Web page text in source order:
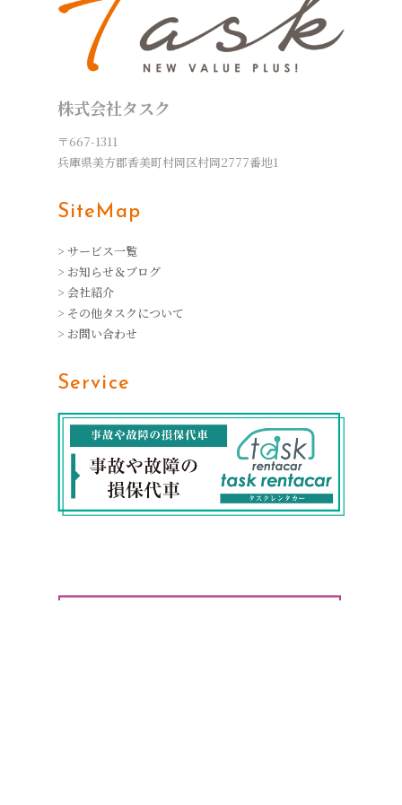
株式会社タスク
〒667-1311
兵庫県美方郡香美町村岡区村岡2777番地1
SiteMap
> サービス一覧
> お知らせ＆ブログ
> 会社紹介
> その他タスクについて
> お問い合わせ
Service